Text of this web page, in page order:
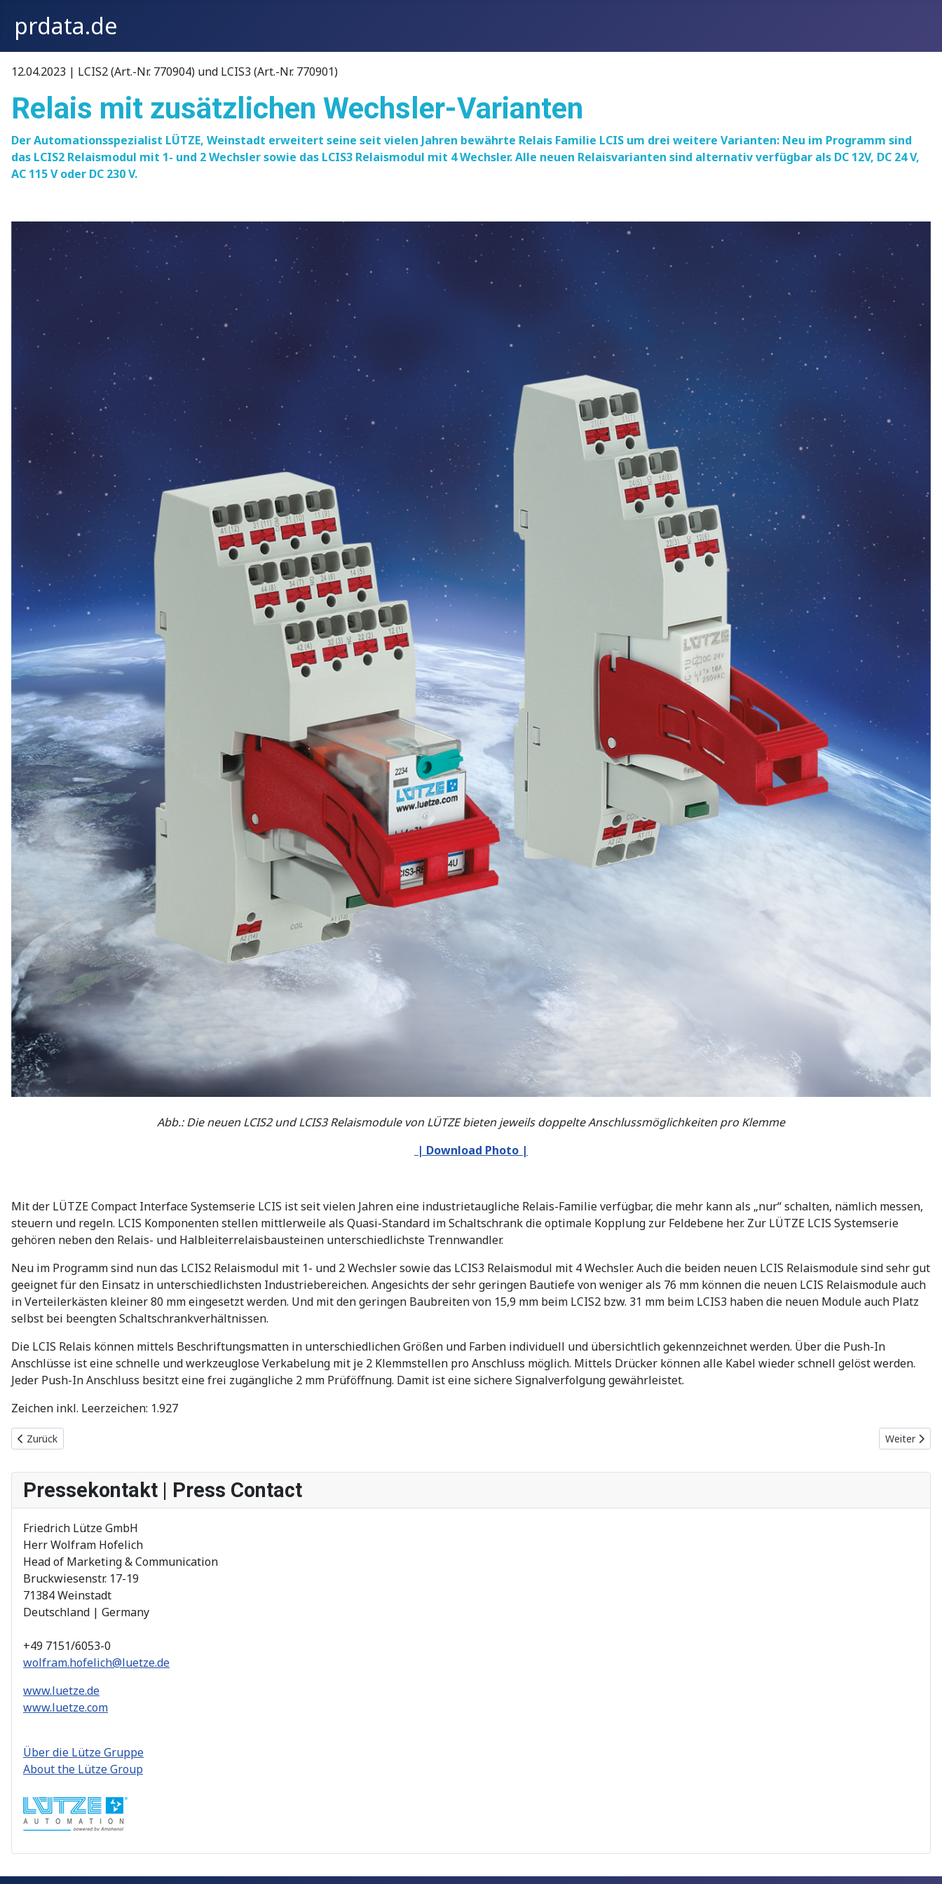
prdata.de
12.04.2023 | LCIS2 (Art.-Nr. 770904) und LCIS3 (Art.-Nr. 770901)
Relais mit zusätzlichen Wechsler-Varianten
Der Automationsspezialist LÜTZE, Weinstadt erweitert seine seit vielen Jahren bewährte Relais Familie LCIS um drei weitere Varianten: Neu im Programm sind
das LCIS2 Relaismodul mit 1- und 2 Wechsler sowie das LCIS3 Relaismodul mit 4 Wechsler. Alle neuen Relaisvarianten sind alternativ verfügbar als DC 12V, DC 24 V,
AC 115 V oder DC 230 V.
Abb.: Die neuen LCIS2 und LCIS3 Relaismodule von LÜTZE bieten jeweils doppelte Anschlussmöglichkeiten pro Klemme
| Download Photo |
Mit der LÜTZE Compact Interface Systemserie LCIS ist seit vielen Jahren eine industrietaugliche Relais-Familie verfügbar, die mehr kann als „nur“ schalten, nämlich messen,
steuern und regeln. LCIS Komponenten stellen mittlerweile als Quasi-Standard im Schaltschrank die optimale Kopplung zur Feldebene her. Zur LÜTZE LCIS Systemserie
gehören neben den Relais- und Halbleiterrelaisbausteinen unterschiedlichste Trennwandler.
Neu im Programm sind nun das LCIS2 Relaismodul mit 1- und 2 Wechsler sowie das LCIS3 Relaismodul mit 4 Wechsler. Auch die beiden neuen LCIS Relaismodule sind sehr gut
geeignet für den Einsatz in unterschiedlichsten Industriebereichen. Angesichts der sehr geringen Bautiefe von weniger als 76 mm können die neuen LCIS Relaismodule auch
in Verteilerkästen kleiner 80 mm eingesetzt werden. Und mit den geringen Baubreiten von 15,9 mm beim LCIS2 bzw. 31 mm beim LCIS3 haben die neuen Module auch Platz
selbst bei beengten Schaltschrankverhältnissen.
Die LCIS Relais können mittels Beschriftungsmatten in unterschiedlichen Größen und Farben individuell und übersichtlich gekennzeichnet werden. Über die Push-In
Anschlüsse ist eine schnelle und werkzeuglose Verkabelung mit je 2 Klemmstellen pro Anschluss möglich. Mittels Drücker können alle Kabel wieder schnell gelöst werden.
Jeder Push-In Anschluss besitzt eine frei zugängliche 2 mm Prüföffnung. Damit ist eine sichere Signalverfolgung gewährleistet.
Zeichen inkl. Leerzeichen: 1.927
Vorheriger Beitrag: Relay with additional changeover contacts
Zurück Nächster
Weiter
Pressekontakt | Press Contact
Friedrich Lütze GmbH
Herr Wolfram Hofelich
Head of Marketing & Communication
Bruckwiesenstr. 17-19
71384 Weinstadt
Deutschland | Germany
+49 7151/6053-0
wolfram.hofelich@luetze.de
www.luetze.de
www.luetze.com
Über die Lütze Gruppe
About the Lütze Group